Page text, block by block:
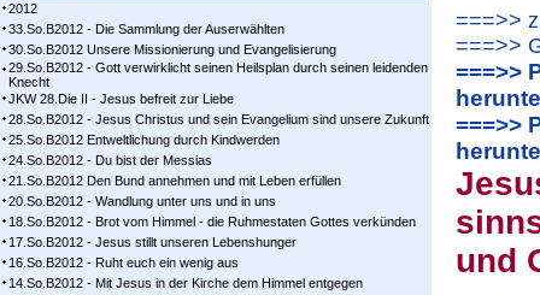
2012
33.So.B2012 - Die Sammlung der Auserwählten
30.So.B2012 Unsere Missionierung und Evangelisierung
29.So.B2012 - Gott verwirklicht seinen Heilsplan durch seinen leidenden
Knecht
JKW 28.Die II - Jesus befreit zur Liebe
28.So.B2012 - Jesus Christus und sein Evangelium sind unsere Zukunft
25.So.B2012 Entweltlichung durch Kindwerden
24.So.B2012 - Du bist der Messias
21.So.B2012 Den Bund annehmen und mit Leben erfüllen
20.So.B2012 - Wandlung unter uns und in uns
18.So.B2012 - Brot vom Himmel - die Ruhmestaten Gottes verkünden
17.So.B2012 - Jesus stillt unseren Lebenshunger
16.So.B2012 - Ruht euch ein wenig aus
14.So.B2012 - Mit Jesus in der Kirche dem Himmel entgegen
===>>
===>>
===>>
===>>
und